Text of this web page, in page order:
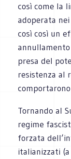
così come la
adoperata
così così un
presa del
resistenza al
Tornando al
regime
forzata
italianizzati